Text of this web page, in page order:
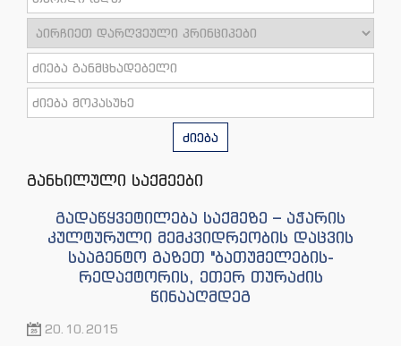
ძიება
განხილული საქმეები
გადაწყვეტილება საქმეზე – აჭარის
კულტურული მემკვიდრეობის დაცვის
სააგენტო გაზეთ "ბათუმელების-
რედაქტორის, ეთერ თურაძის
წინააღმდეგ
20.10.2015